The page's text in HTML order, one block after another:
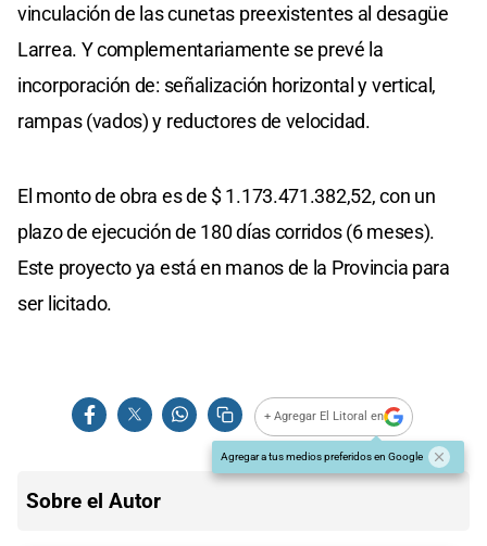
vinculación de las cunetas preexistentes al desagüe
Larrea. Y complementariamente se prevé la
incorporación de: señalización horizontal y vertical,
rampas (vados) y reductores de velocidad.
El monto de obra es de $ 1.173.471.382,52, con un
plazo de ejecución de 180 días corridos (6 meses).
Este proyecto ya está en manos de la Provincia para
ser licitado.
+ Agregar El Litoral en
Agregar a tus medios preferidos en Google
Sobre el Autor